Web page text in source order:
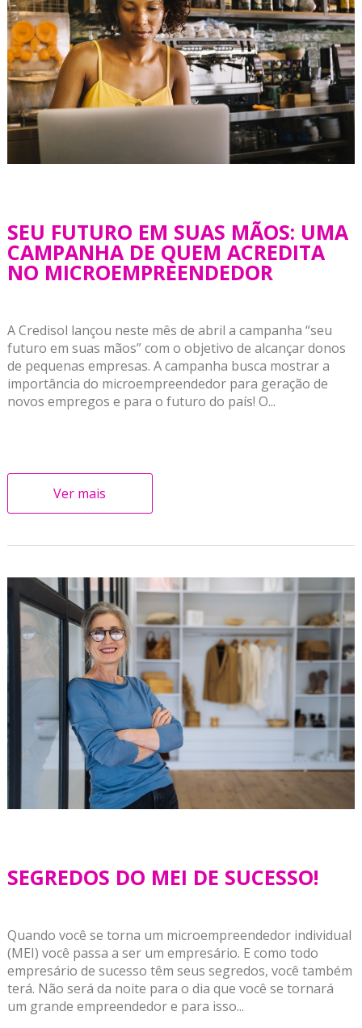
SEU FUTURO EM SUAS MÃOS: UMA
CAMPANHA DE QUEM ACREDITA
NO MICROEMPREENDEDOR
A Credisol lançou neste mês de abril a campanha “seu
futuro em suas mãos” com o objetivo de alcançar donos
de pequenas empresas. A campanha busca mostrar a
importância do microempreendedor para geração de
novos empregos e para o futuro do país! O...
Ver mais
SEGREDOS DO MEI DE SUCESSO!
Quando você se torna um microempreendedor individual
(MEI) você passa a ser um empresário. E como todo
empresário de sucesso têm seus segredos, você também
terá. Não será da noite para o dia que você se tornará
um grande empreendedor e para isso...